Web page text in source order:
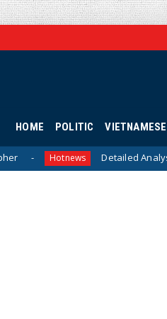
HOME POLITIC
Detailed Analysis of the Cooling-